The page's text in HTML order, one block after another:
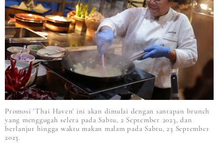
Promosi 'Thai Haven' ini akan dimulai dengan santapan brunch
yang menggugah selera pada Sabtu, 2 September 2023, dan
berlanjut hingga waktu makan malam pada Sabtu, 23 September
2023.